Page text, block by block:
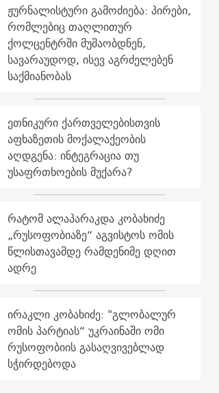
ჟურნალისტური გამოძიება: პირები,
რომლებიც თაღლითურ
ქოლცენტრში მუშაობდნენ,
სავარაუდოდ, ისევ აგრძელებენ
საქმიანობას
ეთნიკური ქართველებისთვის
აფხაზეთის მოქალაქეობის
აღდგენა: ინტეგრაცია თუ
უსაფრთხოების მუქარა?
რატომ ალაპარაკდა კობახიძე
„რუსოფობიაზე“ აგვისტოს ომის
წლისთავამდე რამდენიმე დღით
ადრე
ირაკლი კობახიძე: "გლობალურ
ომის პარტიას“ უკრაინაში ომი
რუსოფობიის გასაღვივებლად
სჭირდებოდა